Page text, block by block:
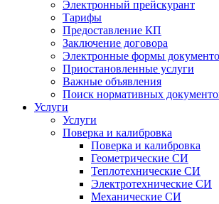
Электронный прейскурант
Тарифы
Предоставление КП
Заключение договора
Электронные формы
Приостановленные услуги
Важные объявления
Поиск нормативных
Услуги
Услуги
Поверка и калибровка
Поверка и калибровка
Геометрические СИ
Теплотехнические СИ
Электротехнические СИ
Механические СИ